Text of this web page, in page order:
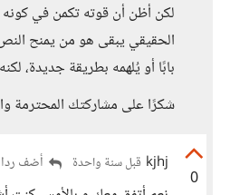
لكن أظن أن قوته تكمن في كونه
بابًا أو يُلهمه بطريقة جديدة،
شكرًا على مشاركتك المحترمة
0
kjhj قبل سنة واحدة أضف ردا